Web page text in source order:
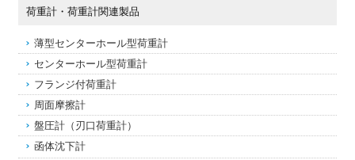
荷重計・荷重計関連製品
薄型センターホール型荷重計
センターホール型荷重計
フランジ付荷重計
周面摩擦計
盤圧計（刃口荷重計）
函体沈下計